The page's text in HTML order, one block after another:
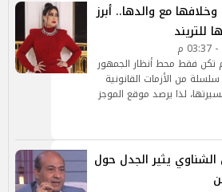
مع والدها.. أبرز
للتريند
تكن فقط محط أنظار الجمهور
من الأزمات القانونية
لذا يرصد موقع الموجز
يثير الجدل حول